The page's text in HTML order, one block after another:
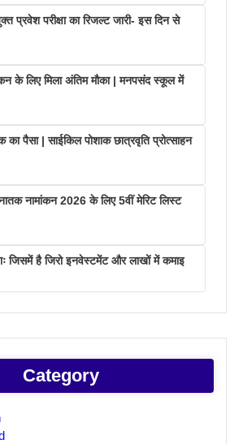
प्रवेश परीक्षा का रिजल्ट जारी- इस दिन से
के लिए मिला अंतिम मौका | मनपसंद स्कूल में
का पैसा | साईकिल पोशाक छात्रवृति प्रोत्साहन
स्नातक नामांकन 2026 के लिए 5वीं मेरिट लिस्ट
जिसमें है जिरो इनवेस्टमेंट और लाखों में कमाइ
Category